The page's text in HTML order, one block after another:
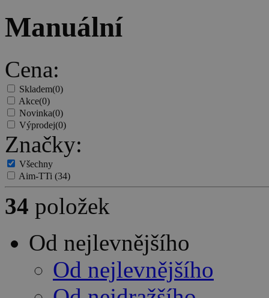
Manuální
Cena:
Skladem(0)
Akce(0)
Novinka(0)
Výprodej(0)
Značky:
Všechny
Aim-TTi (34)
34 položek
Od nejlevnějšího
Od nejlevnějšího